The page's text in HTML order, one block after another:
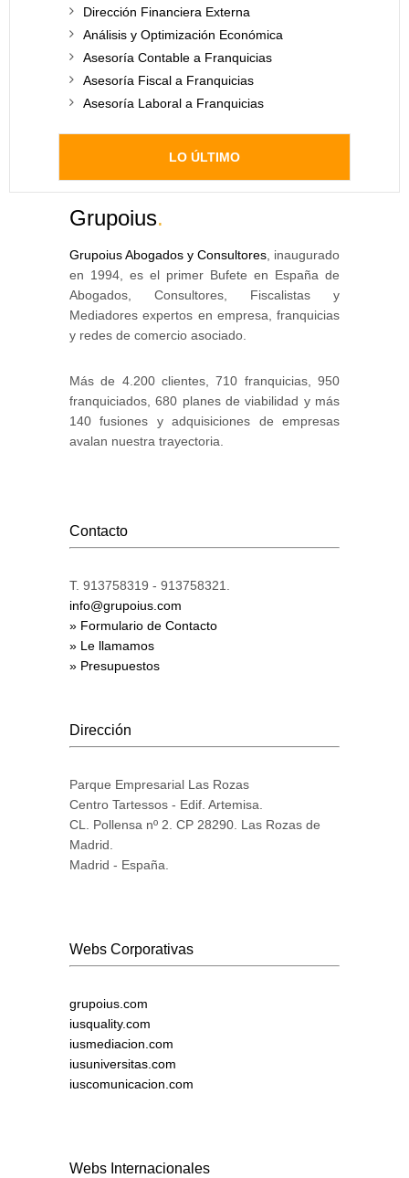
Dirección Financiera Externa
Análisis y Optimización Económica
Asesoría Contable a Franquicias
Asesoría Fiscal a Franquicias
Asesoría Laboral a Franquicias
LO ÚLTIMO
Grupoius.
Grupoius Abogados y Consultores , inaugurado
en 1994, es el primer Bufete en España de
Abogados, Consultores, Fiscalistas y
Mediadores expertos en empresa, franquicias
y redes de comercio asociado.
Más de 4.200 clientes, 710 franquicias, 950
franquiciados, 680 planes de viabilidad y más
140 fusiones y adquisiciones de empresas
avalan nuestra trayectoria.
Contacto
T. 913758319 - 913758321.
info@grupoius.com
» Formulario de Contacto
» Le llamamos
» Presupuestos
Dirección
Parque Empresarial Las Rozas
Centro Tartessos - Edif. Artemisa.
CL. Pollensa nº 2. CP 28290. Las Rozas de
Madrid.
Madrid - España.
Webs Corporativas
grupoius.com
iusquality.com
iusmediacion.com
iusuniversitas.com
iuscomunicacion.com
Webs Internacionales